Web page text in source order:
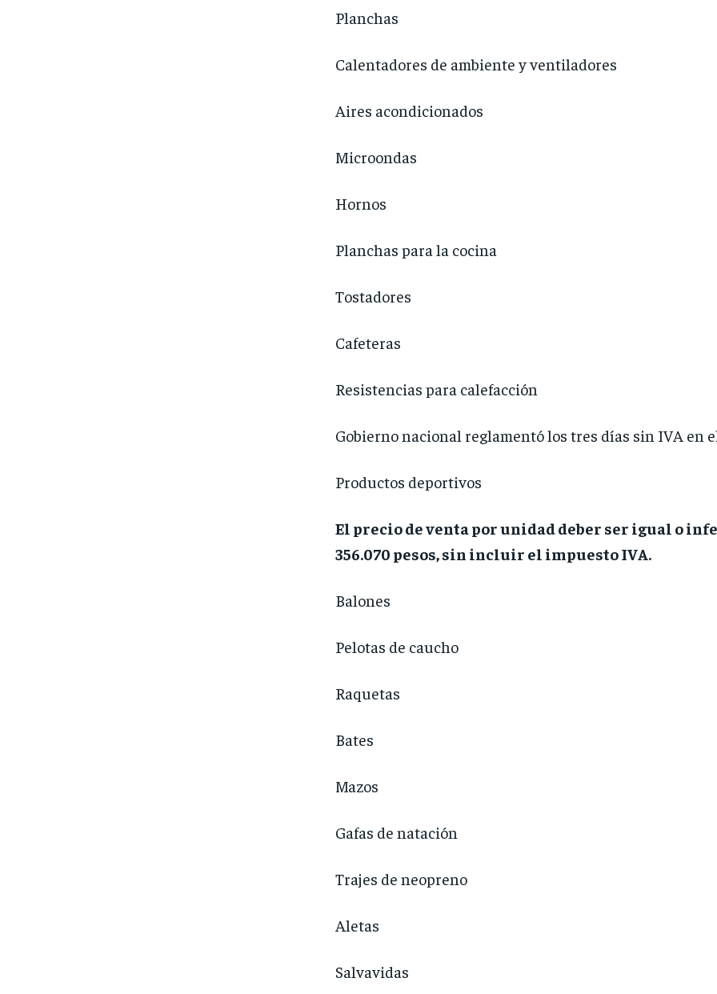
Planchas
Calentadores de ambiente y ventiladores
Aires acondicionados
Microondas
Hornos
Planchas para la cocina
Tostadores
Cafeteras
Resistencias para calefacción
Gobierno nacional reglamentó los tres días sin IVA en
Productos deportivos
El precio de venta por unidad deber ser igual o
356.070 pesos, sin incluir el impuesto IVA.
Balones
Pelotas de caucho
Raquetas
Bates
Mazos
Gafas de natación
Trajes de neopreno
Aletas
Salvavidas